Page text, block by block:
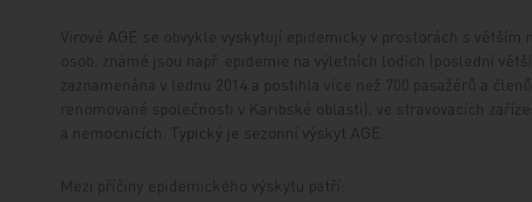
Virové AGE se obvykle vyskytují epidemicky v prostorách s větším
osob, známé jsou např. epidemie na výletních lodích (poslední
zaznamenána v lednu 2014 a postihla více než 700 pasažérů a
renomované společnosti v Karibské oblasti), ve stravovacích
a nemocnicích. Typický je sezonní výskyt AGE.
Mezi příčiny epidemického výskytu patří: